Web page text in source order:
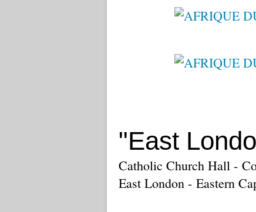
"East
Catholic Church Hall -
East London - Eastern